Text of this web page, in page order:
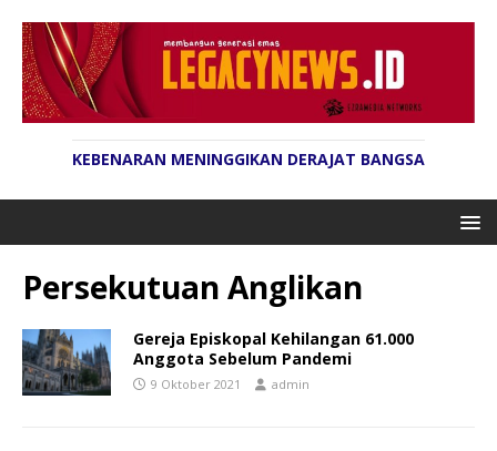
KEBENARAN MENINGGIKAN DERAJAT BANGSA
Persekutuan Anglikan
Gereja Episkopal Kehilangan 61.000
Anggota Sebelum Pandemi
9 Oktober 2021 admin